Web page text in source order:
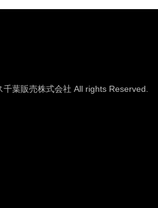
葉販売株式会社 All rights Reserved.